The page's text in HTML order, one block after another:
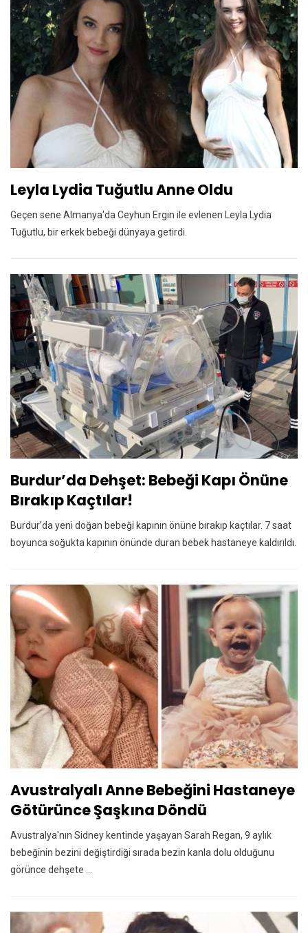
Leyla Lydia Tuğutlu Anne Oldu
Geçen sene Almanya'da Ceyhun Ergin ile evlenen Leyla Lydia
Tuğutlu, bir erkek bebeği dünyaya getirdi.
Burdur’da Dehşet: Bebeği Kapı Önüne
Bırakıp Kaçtılar!
Burdur’da yeni doğan bebeği kapının önüne bırakıp kaçtılar. 7 saat
boyunca soğukta kapının önünde duran bebek hastaneye kaldırıldı.
Avustralyalı Anne Bebeğini Hastaneye
Götürünce Şaşkına Döndü
Avustralya'nın Sidney kentinde yaşayan Sarah Regan, 9 aylık
bebeğinin bezini değiştirdiği sırada bezin kanla dolu olduğunu
görünce dehşete ...